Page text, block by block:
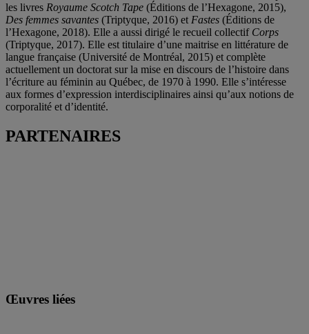
les livres Royaume Scotch Tape (Éditions de l’Hexagone, 2015),
Des femmes savantes (Triptyque, 2016) et Fastes (Éditions de
l’Hexagone, 2018). Elle a aussi dirigé le recueil collectif Corps
(Triptyque, 2017). Elle est titulaire d’une maitrise en littérature de
langue française (Université de Montréal, 2015) et complète
actuellement un doctorat sur la mise en discours de l’histoire dans
l’écriture au féminin au Québec, de 1970 à 1990. Elle s’intéresse
aux formes d’expression interdisciplinaires ainsi qu’aux notions de
corporalité et d’identité.
PARTENAIRES
Œuvres liées